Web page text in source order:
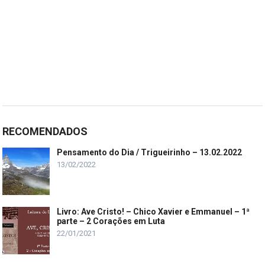
RECOMENDADOS
Pensamento do Dia / Trigueirinho – 13.02.2022
13/02/2022
Livro: Ave Cristo! – Chico Xavier e Emmanuel – 1ª
parte – 2 Corações em Luta
22/01/2021